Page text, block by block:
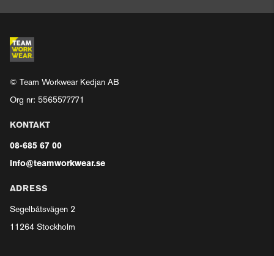
© Team Workwear Kedjan AB
Org nr: 5565577771
KONTAKT
08-685 67 00
info@teamworkwear.se
ADRESS
Segelbåtsvägen 2
11264 Stockholm